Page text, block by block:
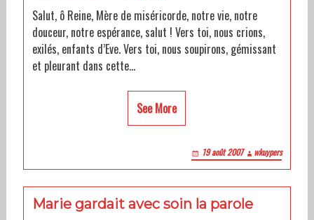
Salut, ô Reine, Mère de miséricorde, notre vie, notre
douceur, notre espérance, salut ! Vers toi, nous crions,
exilés, enfants d’Eve. Vers toi, nous soupirons, gémissant
et pleurant dans cette…
See More
19 août 2007 wkuypers
Marie gardait avec soin la parole